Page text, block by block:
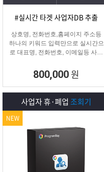
#실시간 타겟 사업자DB 추출
상호명, 전화번호,홈페이지 주소등
하나의 키워드 입력만으로 실시간으
로 대표명, 전화번호, 이메일등 사업
800,000 원
사업자 휴·폐업 조회기
NEW